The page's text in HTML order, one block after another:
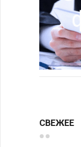
СВЕЖЕЕ